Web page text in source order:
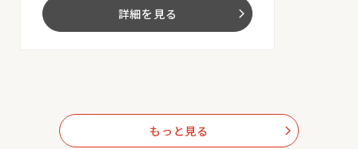
詳細を見る arrow_forward_ios
もっと見る arrow_forward_ios